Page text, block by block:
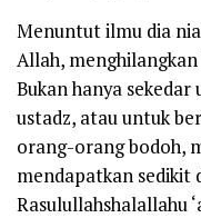
Menuntut ilmu dia
Allah,
Bukan hanya sekedar
ustadz, atau untuk
orang-orang bodoh,
mendapatkan sedikit
Rasulullahshalallahu